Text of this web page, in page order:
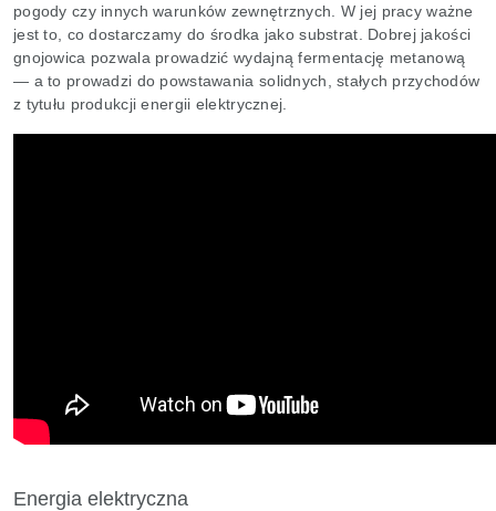
pogody czy innych warunków zewnętrznych. W jej pracy ważne
jest to, co dostarczamy do środka jako substrat. Dobrej jakości
gnojowica pozwala prowadzić wydajną fermentację metanową
— a to prowadzi do powstawania solidnych, stałych przychodów
z tytułu produkcji energii elektrycznej.
Energia elektryczna